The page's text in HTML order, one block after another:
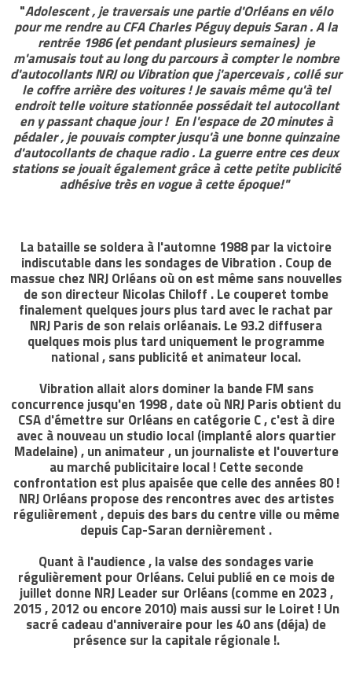
"Adolescent , je traversais une partie d'Orléans en vélo
pour me rendre au CFA Charles Péguy depuis Saran . A la
rentrée 1986 (et pendant plusieurs semaines) je
m'amusais tout au long du parcours à compter le nombre
d'autocollants NRJ ou Vibration que j'apercevais , collé sur
le coffre arrière des voitures ! Je savais même qu'à tel
endroit telle voiture stationnée possédait tel autocollant
en y passant chaque jour ! En l'espace de 20 minutes à
pédaler , je pouvais compter jusqu'à une bonne quinzaine
d'autocollants de chaque radio . La guerre entre ces deux
stations se jouait également grâce à cette petite publicité
adhésive très en vogue à cette époque!"
La bataille se soldera à l'automne 1988 par la victoire
indiscutable dans les sondages de Vibration . Coup de
massue chez NRJ Orléans où on est même sans nouvelles
de son directeur Nicolas Chiloff . Le couperet tombe
finalement quelques jours plus tard avec le rachat par
NRJ Paris de son relais orléanais. Le 93.2 diffusera
quelques mois plus tard uniquement le programme
national , sans publicité et animateur local.
Vibration allait alors dominer la bande FM sans
concurrence jusqu'en 1998 , date où NRJ Paris obtient du
CSA d'émettre sur Orléans en catégorie C , c'est à dire
avec à nouveau un studio local (implanté alors quartier
Madelaine) , un animateur , un journaliste et l'ouverture
au marché publicitaire local ! Cette seconde
confrontation est plus apaisée que celle des années 80 !
NRJ Orléans propose des rencontres avec des artistes
régulièrement , depuis des bars du centre ville ou même
depuis Cap-Saran dernièrement .
Quant à l'audience , la valse des sondages varie
régulièrement pour Orléans. Celui publié en ce mois de
juillet donne NRJ Leader sur Orléans (comme en 2023 ,
2015 , 2012 ou encore 2010) mais aussi sur le Loiret ! Un
sacré cadeau d'anniveraire pour les 40 ans (déja) de
présence sur la capitale régionale !.